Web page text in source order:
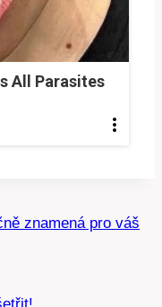
All Parasites
znamená pro váš